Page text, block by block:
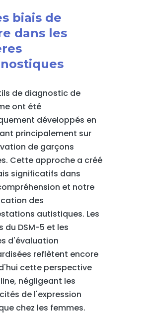
biais de
dans les
de diagnostic de
ont été
développés en
principalement sur
de garçons
Cette approche a créé
significatifs dans
et notre
des
autistiques. Les
du DSM-5 et les
d'évaluation
reflètent encore
cette perspective
négligeant les
de l'expression
chez les femmes.